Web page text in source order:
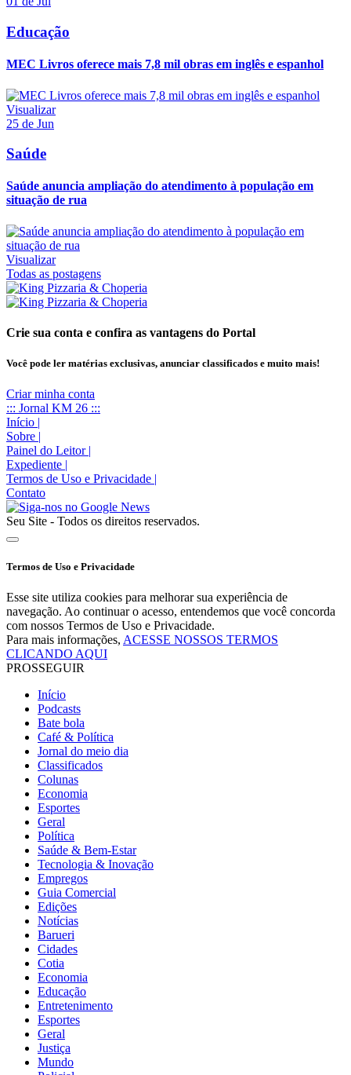
Educação
MEC Livros oferece mais 7,8 mil obras em inglês e espanhol
Visualizar
25 de Jun
Saúde
Saúde anuncia ampliação do atendimento à população em
situação de rua
Visualizar
Todas as postagens
Crie sua conta e confira as vantagens do Portal
Você pode ler matérias exclusivas, anunciar classificados e muito mais!
Criar minha conta
::: Jornal KM 26 :::
Início |
Sobre |
Painel do Leitor |
Expediente |
Termos de Uso e Privacidade |
Contato
Seu Site - Todos os direitos reservados.
Termos de Uso e Privacidade
Esse site utiliza cookies para melhorar sua experiência de
navegação. Ao continuar o acesso, entendemos que você concorda
com nossos Termos de Uso e Privacidade.
Para mais informações, ACESSE NOSSOS TERMOS
CLICANDO AQUI
PROSSEGUIR
Início
Podcasts
Bate bola
Café & Política
Jornal do meio dia
Classificados
Colunas
Economia
Esportes
Geral
Política
Saúde & Bem-Estar
Tecnologia & Inovação
Empregos
Guia Comercial
Edições
Notícias
Barueri
Cidades
Cotia
Economia
Educação
Entretenimento
Esportes
Geral
Justiça
Mundo